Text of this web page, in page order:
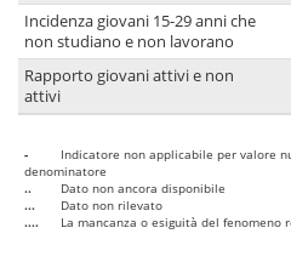
Incidenza giovani 15-29 anni che
non studiano e non lavorano
Rapporto giovani attivi e non
attivi
-
Indicatore non applicabile per valore
denominatore
..
Dato non ancora disponibile
...
Dato non rilevato
....
La mancanza o esiguità del fenomeno